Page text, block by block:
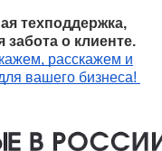
техподдержка,
о клиенте.
расскажем и
вашего бизнеса!